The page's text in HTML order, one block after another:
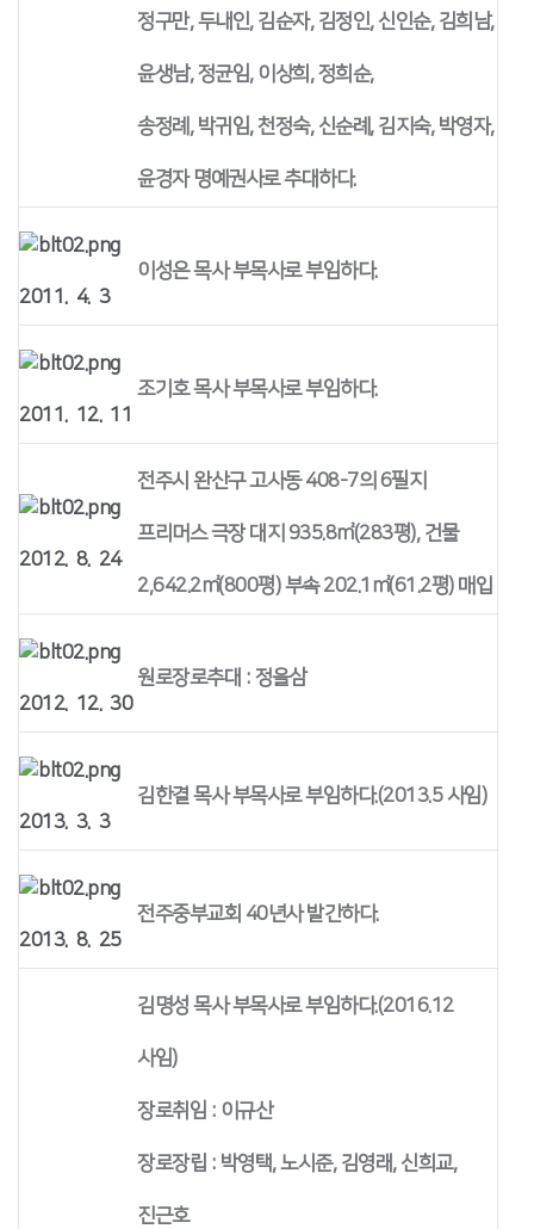
정구만, 두내인, 김순자, 김정인, 신인순, 김희남,
윤생남, 정균임, 이상희, 정희순,
송정례, 박귀임, 천정숙, 신순례, 김지숙, 박영자,
윤경자 명예권사로 추대하다.
2011. 4. 3
이성은 목사 부목사로 부임하다.
2011. 12. 11
조기호 목사 부목사로 부임하다.
2012. 8. 24
전주시 완산구 고사동 408-7의 6필지
프리머스 극장 대지 935.8㎡(283평), 건물
2,642.2㎡(800평) 부속 202.1㎡(61.2평) 매입
2012. 12. 30
원로장로추대 : 정을삼
2013. 3. 3
김한결 목사 부목사로 부임하다.(2013.5 사임)
2013. 8. 25
전주중부교회 40년사 발간하다.
김명성 목사 부목사로 부임하다.(2016.12
사임)
장로취임 : 이규산
장로장립 : 박영택, 노시준, 김영래, 신희교,
진근호